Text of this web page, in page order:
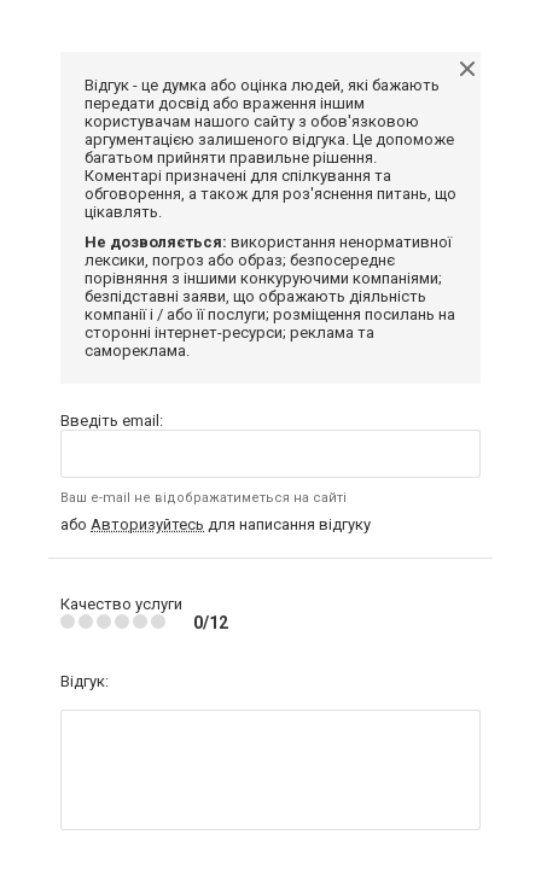
Відгук - це думка або оцінка людей, які бажають
передати досвід або враження іншим
користувачам нашого сайту з обов'язковою
аргументацією залишеного відгука. Це допоможе
багатьом прийняти правильне рішення.
Коментарі призначені для спілкування та
обговорення, а також для роз'яснення питань, що
цікавлять.
Не дозволяється: використання ненормативної
лексики, погроз або образ; безпосереднє
порівняння з іншими конкуруючими компаніями;
безпідставні заяви, що ображають діяльність
компанії і / або її послуги; розміщення посилань на
сторонні інтернет-ресурси; реклама та
самореклама.
Введіть email:
Ваш e-mail не відображатиметься на сайті
або Авторизуйтесь для написання відгуку
Качество услуги
0/12
Відгук: